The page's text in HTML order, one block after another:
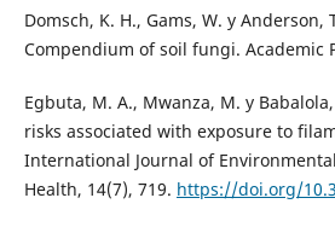
Domsch, K. H., Gams, W. y Anderson,
Compendium of soil fungi. Academic
Egbuta, M. A., Mwanza, M. y
risks associated with exposure to
International Journal of
Health, 14(7), 719. https://doi.org/